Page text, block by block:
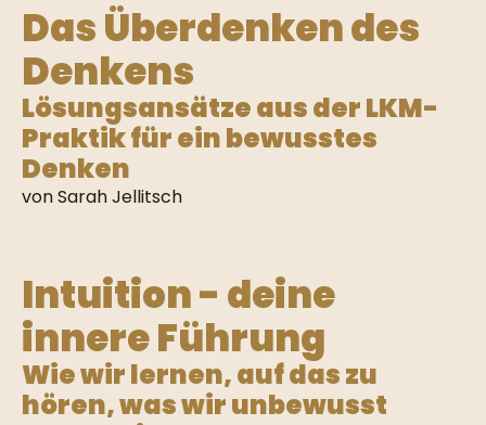
Das Überdenken des
Denkens
Lösungsansätze aus der LKM-
Praktik für ein bewusstes
Denken
von Sarah Jellitsch
Intuition - deine
innere Führung
Wie wir lernen, auf das zu
hören, was wir unbewusst